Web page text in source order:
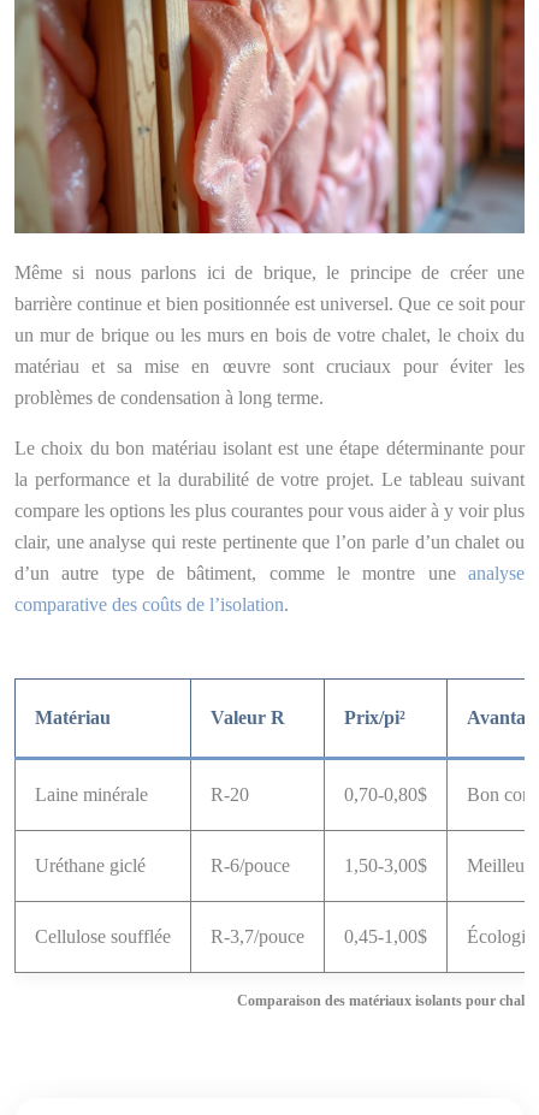
Même si nous parlons ici de brique, le principe de créer une
barrière continue et bien positionnée est universel. Que ce soit pour
un mur de brique ou les murs en bois de votre chalet, le choix du
matériau et sa mise en œuvre sont cruciaux pour éviter les
problèmes de condensation à long terme.
Le choix du bon matériau isolant est une étape déterminante pour
la performance et la durabilité de votre projet. Le tableau suivant
compare les options les plus courantes pour vous aider à y voir plus
clair, une analyse qui reste pertinente que l’on parle d’un chalet ou
d’un autre type de bâtiment, comme le montre une analyse
comparative des coûts de l’isolation.
Comparaison des matériaux isolants pour
Matériau Valeur R Prix/pi²
Laine minérale R-20 0,70-0,80$ Bon
Uréthane giclé R-6/pouce 1,50-3,00$
Cellulose soufflée R-3,7/pouce 0,45-1,00$